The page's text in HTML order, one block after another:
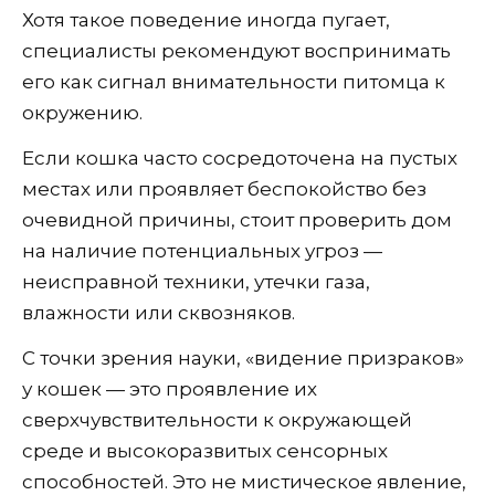
Хотя такое поведение иногда пугает,
специалисты рекомендуют воспринимать
его как сигнал внимательности питомца к
окружению.
Если кошка часто сосредоточена на пустых
местах или проявляет беспокойство без
очевидной причины, стоит проверить дом
на наличие потенциальных угроз —
неисправной техники, утечки газа,
влажности или сквозняков.
С точки зрения науки, «видение призраков»
у кошек — это проявление их
сверхчувствительности к окружающей
среде и высокоразвитых сенсорных
способностей. Это не мистическое явление,